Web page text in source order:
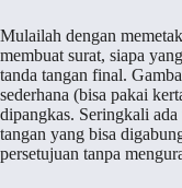
Mulailah dengan
membuat surat, siapa
tanda tangan final.
sederhana (bisa pakai
dipangkas. Seringkali
tangan yang bisa
persetujuan tanpa